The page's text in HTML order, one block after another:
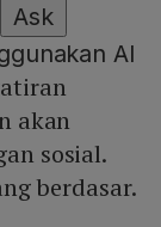
Ask
AI
akan
sosial.
berdasar.